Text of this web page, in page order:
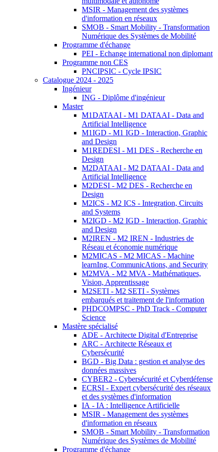
MSIR - Management des systèmes
d'information en réseaux
SMOB - Smart Mobility - Transformation
Numérique des Systèmes de Mobilité
Programme d'échange
PEI - Echange international non diplomant
Programme non CES
PNCIPSIC - Cycle IPSIC
Catalogue 2024 - 2025
Ingénieur
ING - Diplôme d'ingénieur
Master
M1DATAAI - M1 DATAAI - Data and
Artificial Intelligence
M1IGD - M1 IGD - Interaction, Graphic
and Design
M1REDESI - M1 DES - Recherche en
Design
M2DATAAI - M2 DATAAI - Data and
Artificial Intelligence
M2DESI - M2 DES - Recherche en
Design
M2ICS - M2 ICS - Integration, Circuits
and Systems
M2IGD - M2 IGD - Interaction, Graphic
and Design
M2IREN - M2 IREN - Industries de
Réseau et économie numérique
M2MICAS - M2 MICAS - Machine
learnIng, CommunicAtions, and Security
M2MVA - M2 MVA - Mathématiques,
Vision, Apprentissage
M2SETI - M2 SETI - Systèmes
embarqués et traitement de l'information
PHDCOMPSC - PhD Track - Computer
Science
Mastère spécialisé
ADE - Architecte Digital d'Entreprise
ARC - Architecte Réseaux et
Cybersécurité
BGD - Big Data : gestion et analyse des
données massives
CYBER2 - Cybersécurité et Cyberdéfense
ECRSI - Expert cybersécurité des réseaux
et des systèmes d'information
IA - IA : Intelligence Artificielle
MSIR - Management des systèmes
d'information en réseaux
SMOB - Smart Mobility - Transformation
Numérique des Systèmes de Mobilité
Programme d'échange